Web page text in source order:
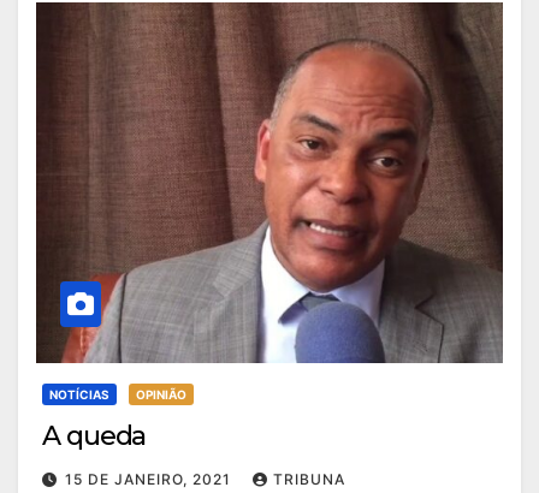
NOTÍCIAS OPINIÃO
A queda
15 DE JANEIRO, 2021 TRIBUNA